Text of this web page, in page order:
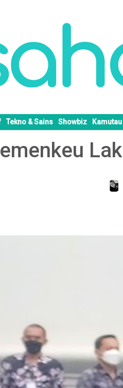
Tekno & Sains Showbiz Kamutau